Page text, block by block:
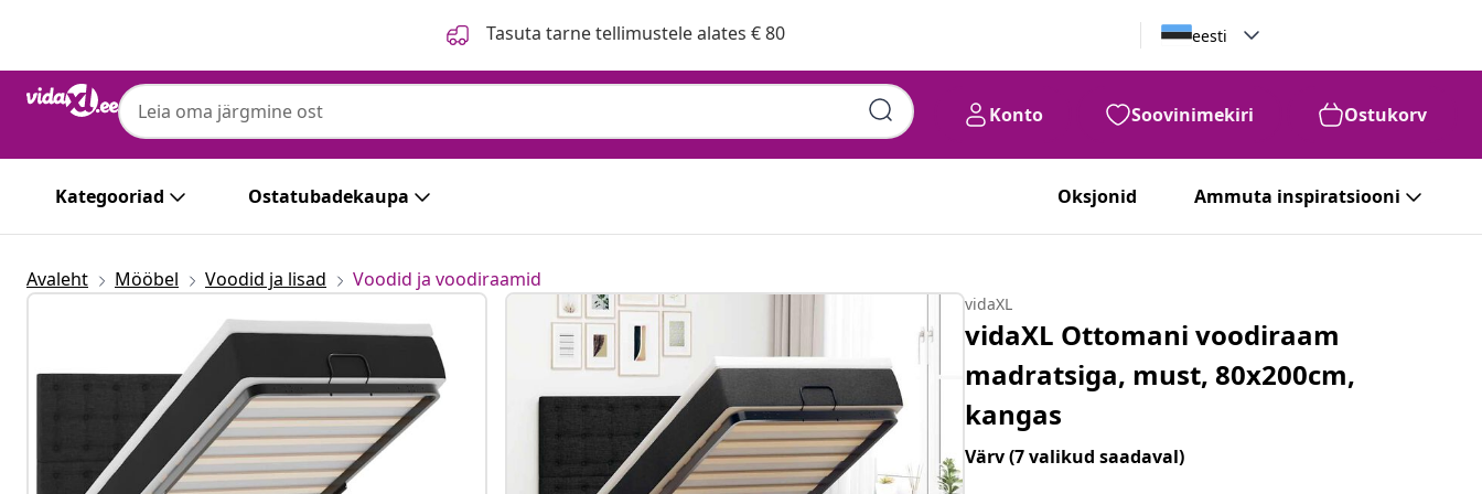
Tasuta tarne tellimustele alates € 80 eesti
Konto Soovinimekiri Ostukorv
Kategooriad Ostatubadekaupa Oksjonid Ammuta inspiratsiooni
Avaleht Mööbel Voodid ja lisad Voodid ja voodiraamid
vidaXL
vidaXL Ottomani voodiraam
madratsiga, must, 80x200cm,
kangas
Värv(7 valikud saadaval)